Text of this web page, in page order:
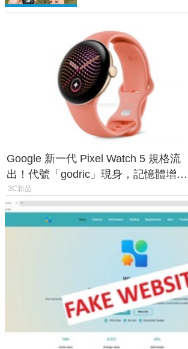
Google 新一代 Pixel Watch 5 規格流
出！代號「godric」現身，記憶體增強
鎖定 AI 應用
3C新品